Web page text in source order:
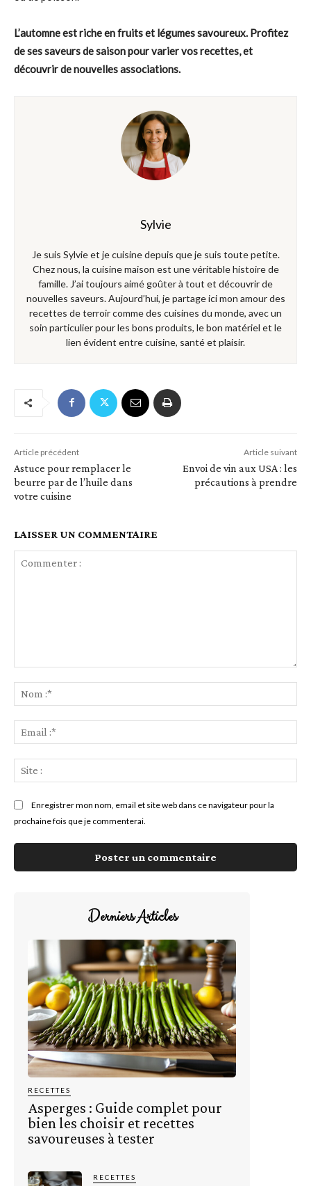
L’automne est riche en fruits et légumes savoureux. Profitez
de ses saveurs de saison pour varier vos recettes, et
découvrir de nouvelles associations.
Sylvie
Je suis Sylvie et je cuisine depuis que je suis toute petite.
Chez nous, la cuisine maison est une véritable histoire de
famille. J’ai toujours aimé goûter à tout et découvrir de
nouvelles saveurs. Aujourd’hui, je partage ici mon amour des
recettes de terroir comme des cuisines du monde, avec un
soin particulier pour les bons produits, le bon matériel et le
lien évident entre cuisine, santé et plaisir.
Article précédent
Astuce pour remplacer le
beurre par de l’huile dans
votre cuisine
Article suivant
Envoi de vin aux USA : les
précautions à prendre
LAISSER UN COMMENTAIRE
:*
:*
:
Enregistrer mon nom, email et site web dans ce navigateur pour la
prochaine fois que je commenterai.
Derniers Articles
RECETTES
Asperges : Guide complet pour
bien les choisir et recettes
savoureuses à tester
RECETTES